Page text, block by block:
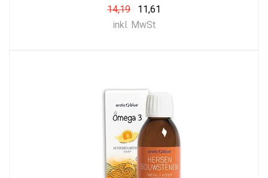
14,19
11,61
inkl. MwSt